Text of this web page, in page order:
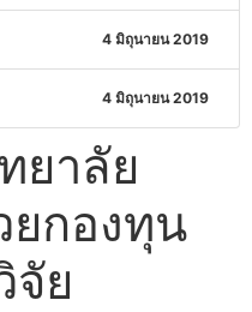
4 มิถุนายน 2019
4 มิถุนายน 2019
ยาลัย
ยกองทุน
จัย